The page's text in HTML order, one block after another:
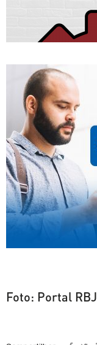
Foto: Portal RBJ